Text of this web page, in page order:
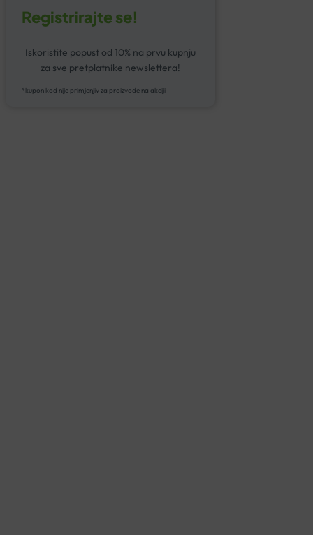
Registrirajte se!
Iskoristite popust od 10% na prvu kupnju
za sve pretplatnike newslettera!
*kupon kod nije primjenjiv za proizvode na akciji